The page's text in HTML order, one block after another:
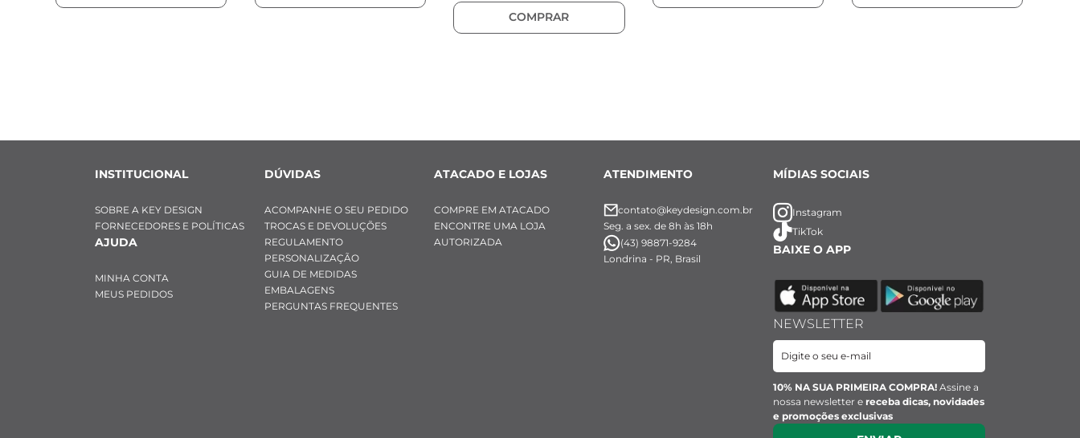
COMPRAR
INSTITUCIONAL
SOBRE A KEY DESIGN
FORNECEDORES E POLÍTICAS
AJUDA
MINHA CONTA
MEUS PEDIDOS
DÚVIDAS
ACOMPANHE O SEU PEDIDO
TROCAS E DEVOLUÇÕES
REGULAMENTO
PERSONALIZAÇÃO
GUIA DE MEDIDAS
EMBALAGENS
PERGUNTAS FREQUENTES
ATACADO E LOJAS
COMPRE EM ATACADO
ENCONTRE UMA LOJA
AUTORIZADA
ATENDIMENTO
contato@keydesign.com.br
Seg. a sex. de 8h às 18h
(43) 98871-9284
Londrina - PR, Brasil
MÍDIAS SOCIAIS
Instagram
TikTok
BAIXE O APP
NEWSLETTER
10% NA SUA PRIMEIRA COMPRA! Assine a
nossa newsletter e receba dicas, novidades
e promoções exclusivas